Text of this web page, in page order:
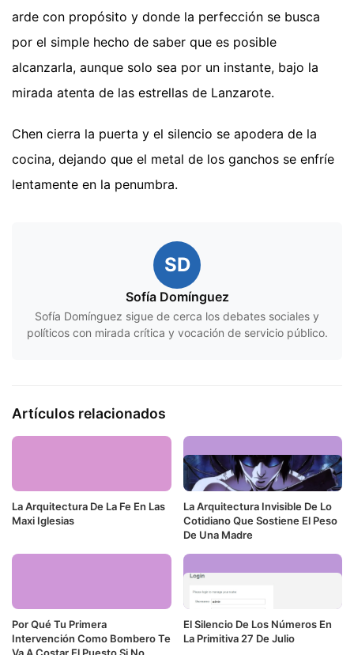
arde con propósito y donde la perfección se busca
por el simple hecho de saber que es posible
alcanzarla, aunque solo sea por un instante, bajo la
mirada atenta de las estrellas de Lanzarote.
Chen cierra la puerta y el silencio se apodera de la
cocina, dejando que el metal de los ganchos se enfríe
lentamente en la penumbra.
SD
Sofía Domínguez
Sofía Domínguez sigue de cerca los debates sociales y
políticos con mirada crítica y vocación de servicio público.
Artículos relacionados
La Arquitectura De La Fe En Las
Maxi Iglesias
La Arquitectura Invisible De Lo
Cotidiano Que Sostiene El Peso
De Una Madre
Por Qué Tu Primera
Intervención Como Bombero Te
El Silencio De Los Números En
La Primitiva 27 De Julio